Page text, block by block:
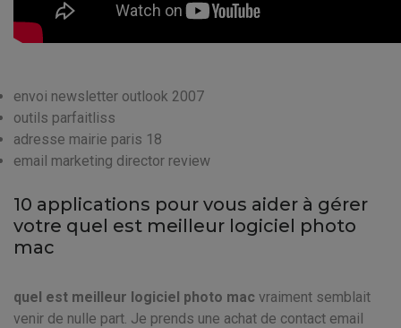
envoi newsletter outlook 2007
outils parfaitliss
adresse mairie paris 18
email marketing director review
10 applications pour vous aider à gérer
votre quel est meilleur logiciel photo
mac
quel est meilleur logiciel photo mac vraiment semblait
venir de nulle part. Je prends une achat de contact email